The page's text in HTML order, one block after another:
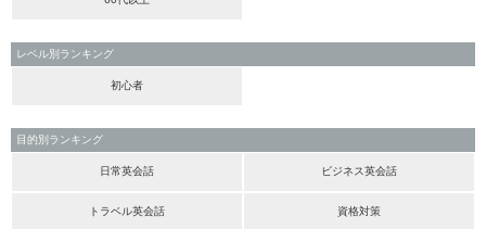
レベル別ランキング
初心者
目的別ランキング
日常英会話 ビジネス英会話
トラベル英会話 資格対策